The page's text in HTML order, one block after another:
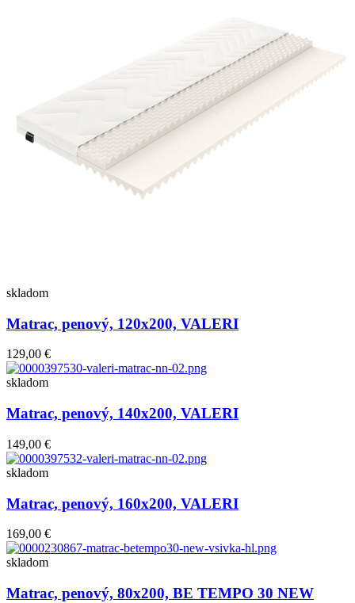
skladom
Matrac, penový, 120x200, VALERI
129,00 €
skladom
Matrac, penový, 140x200, VALERI
149,00 €
skladom
Matrac, penový, 160x200, VALERI
169,00 €
skladom
Matrac, penový, 80x200, BE TEMPO 30 NEW